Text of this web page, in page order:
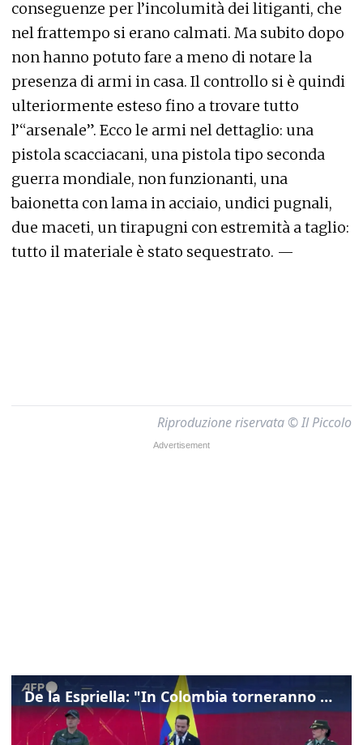
conseguenze per l’incolumità dei litiganti, che
nel frattempo si erano calmati. Ma subito dopo
non hanno potuto fare a meno di notare la
presenza di armi in casa. Il controllo si è quindi
ulteriormente esteso fino a trovare tutto
l’“arsenale”. Ecco le armi nel dettaglio: una
pistola scacciacani, una pistola tipo seconda
guerra mondiale, non funzionanti, una
baionetta con lama in acciaio, undici pugnali,
due maceti, un tirapugni con estremità a taglio:
tutto il materiale è stato sequestrato. —
Riproduzione riservata © Il Piccolo
De la Espriella: "In Colombia torneranno ordine, autorità e libertà"